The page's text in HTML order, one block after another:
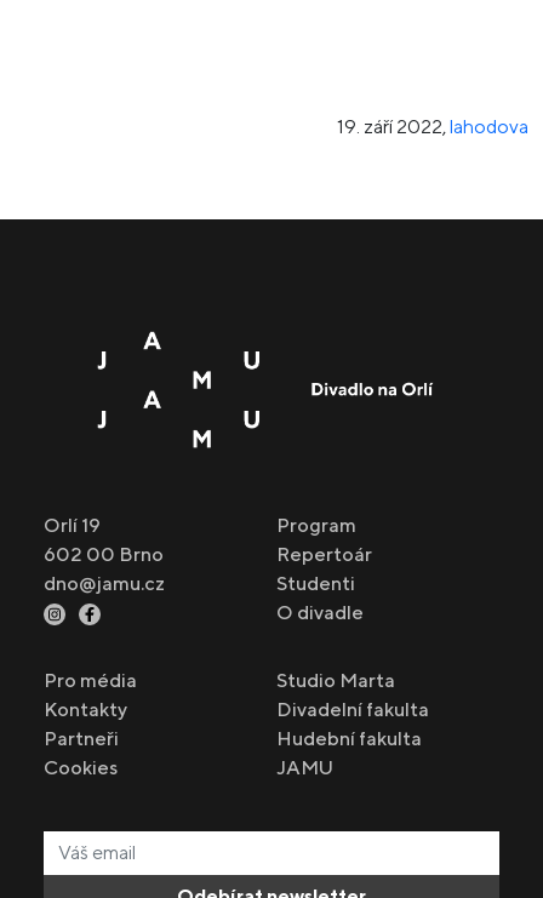
19. září 2022,lahodova
Orlí 19
602 00 Brno
dno@jamu.cz
Program
Repertoár
Studenti
O divadle
Pro média
Kontakty
Partneři
Cookies
Studio Marta
Divadelní fakulta
Hudební fakulta
JAMU